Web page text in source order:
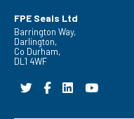
FPE Seals Ltd
Barrington Way,
Darlington,
Co Durham,
DL1 4WF